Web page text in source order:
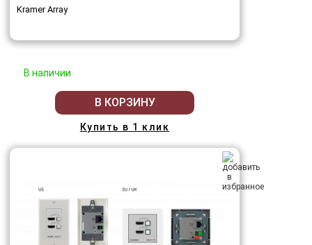
Kramer Array
В наличии
В КОРЗИНУ
Купить в 1 клик